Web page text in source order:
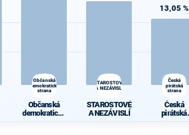
Občanská
demokratická
strana
Občanská
demokratická
STAROSTOVÉ
A NEZÁVISLÍ
STAROSTOVÉ
A NEZÁVISLÍ
13,05 %
Česká
pirátská
strana
Česká
pirátská